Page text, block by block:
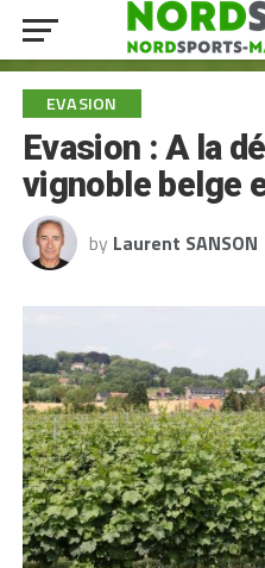
EVASION
Evasion : A la
vignoble belge
by Laurent SANSON